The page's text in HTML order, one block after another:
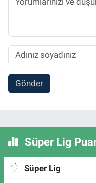
Gönder
Süper Lig
Süper Lig